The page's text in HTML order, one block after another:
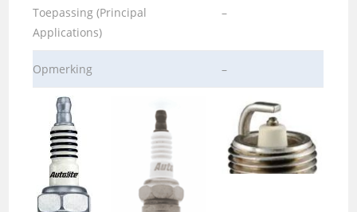
Toepassing (Principal
Applications)
–
Opmerking –